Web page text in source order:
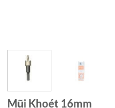
Mũi Khoét 16mm